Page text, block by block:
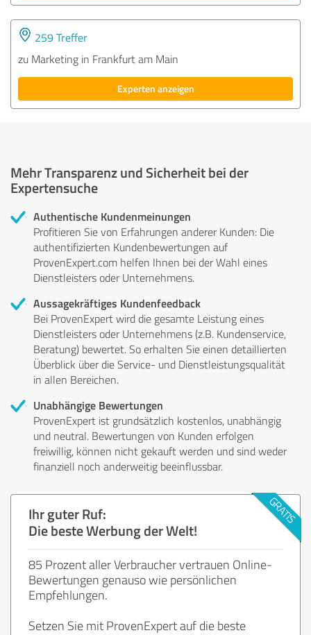
259 Treffer
zu Marketing in Frankfurt am Main
Experten anzeigen
Mehr Transparenz und Sicherheit bei der
Expertensuche
Authentische Kundenmeinungen
Profitieren Sie von Erfahrungen anderer Kunden: Die
authentifizierten Kundenbewertungen auf
ProvenExpert.com helfen Ihnen bei der Wahl eines
Dienstleisters oder Unternehmens.
Aussagekräftiges Kundenfeedback
Bei ProvenExpert wird die gesamte Leistung eines
Dienstleisters oder Unternehmens (z.B. Kundenservice,
Beratung) bewertet. So erhalten Sie einen detaillierten
Überblick über die Service- und Dienstleistungsqualität
in allen Bereichen.
Unabhängige Bewertungen
ProvenExpert ist grundsätzlich kostenlos, unabhängig
und neutral. Bewertungen von Kunden erfolgen
freiwillig, können nicht gekauft werden und sind weder
finanziell noch anderweitig beeinflussbar.
Ihr guter Ruf:
Die beste Werbung der Welt!
85 Prozent aller Verbraucher vertrauen Online-
Bewertungen genauso wie persönlichen
Empfehlungen.
Setzen Sie mit ProvenExpert auf die beste